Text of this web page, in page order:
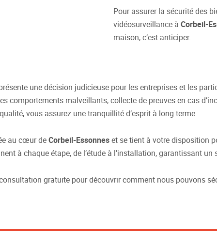
Pour assurer la sécurité des
vidéosurveillance à Corbeil-
maison, c’est anticiper.
une décision judicieuse pour les entreprises et les
comportements malveillants, collecte de preuves en cas
vous assurez une tranquillité d’esprit à long terme.
au cœur deCorbeil-Essonneset se tient à votre disposition
à chaque étape, de l’étude à l’installation, garantissant
gratuite pour découvrir comment nous pouvons